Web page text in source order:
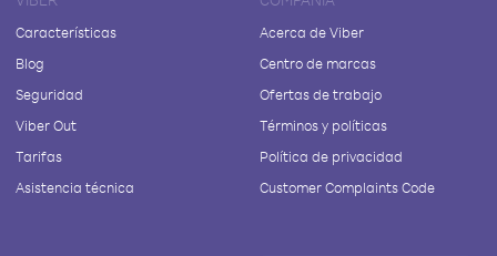
Características
Blog
Seguridad
Viber Out
Tarifas
Asistencia técnica
Acerca de Viber
Centro de marcas
Ofertas de trabajo
Términos y políticas
Política de privacidad
Customer Complaints Code